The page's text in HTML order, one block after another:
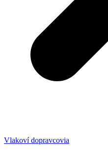
Vlakoví dopravcovia